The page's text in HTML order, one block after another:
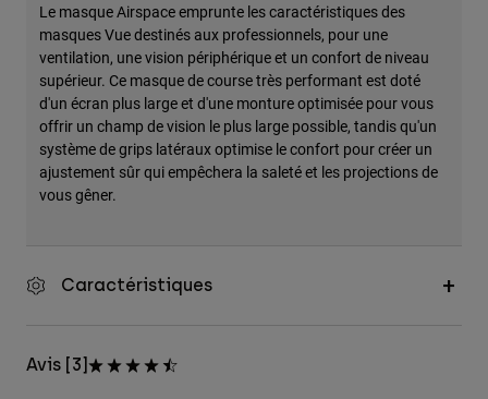
Le masque Airspace emprunte les caractéristiques des
masques Vue destinés aux professionnels, pour une
ventilation, une vision périphérique et un confort de niveau
supérieur. Ce masque de course très performant est doté
d'un écran plus large et d'une monture optimisée pour vous
offrir un champ de vision le plus large possible, tandis qu'un
système de grips latéraux optimise le confort pour créer un
ajustement sûr qui empêchera la saleté et les projections de
vous gêner.
Caractéristiques
Avis [3]